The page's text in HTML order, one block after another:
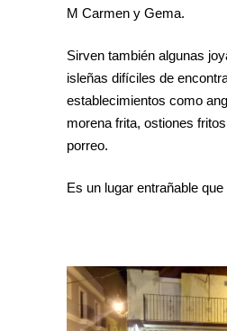
M Carmen y Gema.
Sirven también algunas
isleñas difíciles de
establecimientos como
morena frita, ostiones
porreo.
Es un lugar entrañable